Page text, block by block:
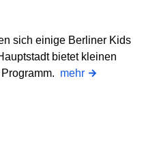
sich einige Berliner Kids
bietet kleinen
mehr